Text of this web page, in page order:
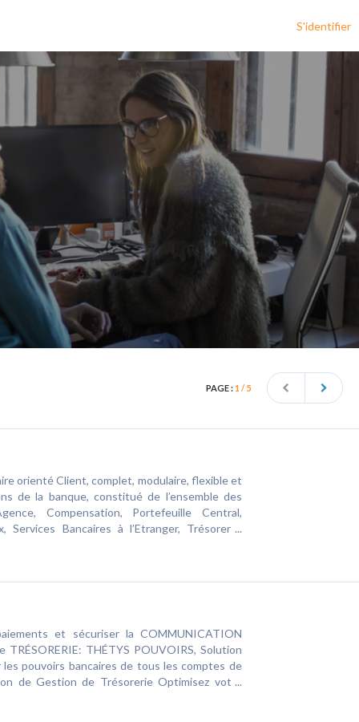
S'identifier
PAGE :1 / 5
orienté Client, complet, modulaire, flexible et
de la banque, constitué de l’ensemble des
Compensation, Portefeuille Central,
Services Bancaires à l’Etranger, Trésorerie,
répondant aux attentes et aux besoins des
et sécuriser la COMMUNICATION
THÉTYS POUVOIRS, Solution
pouvoirs bancaires de tous les comptes de
de Gestion de Trésorerie Optimisez votre
de vos liquidités. THÉTYS PAYMENT,
et harmoniser la gestion de tous vos